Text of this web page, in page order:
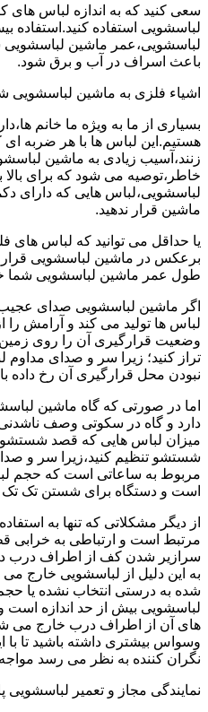
سعی کنید که به اندازه لباس های
لباسشویی استفاده کنید.استفاده
لباسشویی،عمر ماشین لباسشویی
باعث اسراف در آب و برق شود.
اشیاء فلزی به ماشین لباسشویی
بسیاری از ما به ویژه ما خانم
هستیم.این لباس ها با هر ضربه
زنند،آسیب زیادی به ماشین
خاطر،توصیه می شود که برای
لباسشویی،لباس هایی که دارای
ماشین قرار ندهید.
یا حداقل می توانید که لباس
برعکس در ماشین لباسشویی قرار
طول عمر ماشین لباسشویی شما
اگر ماشین لباسشویی صدای
لباس ها تولید می کند و آرامش را
وضعیت قرارگیری آن را روی زمین
تراز کنید؛ زیرا سر و صدای
نبودن محل قرارگیری آن رخ داده
اما در صورتی که گاه ماشین
دارد و گاه در سکوتی وصف
میزان لباس هایی که قصد شستشوی
شستشو تنظیم کنید،زیرا سر و
مربوط به ساعاتی است که حجم
است و دستگاه برای شستن تک تک
از دیگر مشکلاتی که تنها به
مرتبط است و ارتباطی به خرابی
سرازیر شدن کف از اطراف درب
به این دلیل از لباسشویی خارج می
شده به درستی انتخاب نشده یا
لباسشویی بیش از حد اندازه است
های آن از اطراف درب خارج می
وسواس بیشتری داشته باشید تا
نگران کننده به نظر می رسد
نمایندگی مجاز و تعمیر لباسشویی